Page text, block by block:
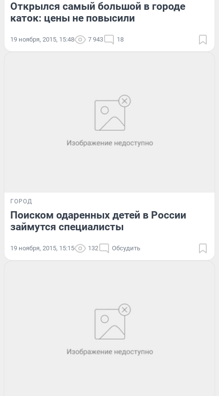
Открылся самый большой в городе
каток: цены не повысили
19 ноября, 2015, 15:48 7 943 18
ГОРОД
Поиском одаренных детей в России
займутся специалисты
19 ноября, 2015, 15:15 132 Обсудить